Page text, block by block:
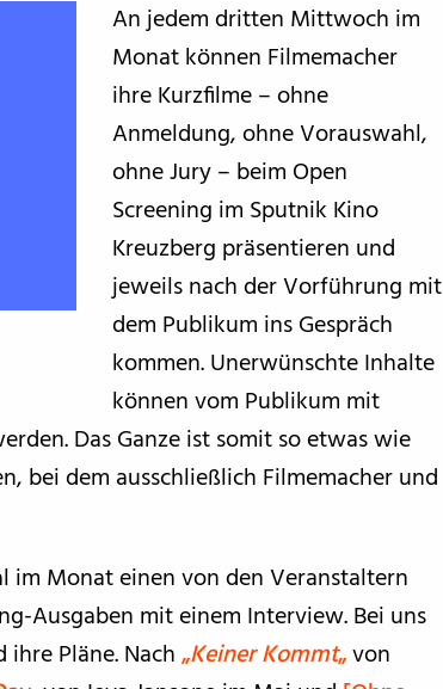
FILMKRITIKEN
FILM- UND SERIEN-TIPPS
BFF ON THE ROAD
An jedem dritten Mittwoch im
Monat können Filmemacher
ihre Kurzfilme – ohne
Anmeldung, ohne Vorauswahl,
ohne Jury – beim Open
Screening im Sputnik Kino
Kreuzberg präsentieren und
jeweils nach der Vorführung mit
dem Publikum ins Gespräch
kommen. Unerwünschte Inhalte
können vom Publikum mit
Das Ganze ist somit so etwas wie
bei dem ausschließlich Filmemacher und
im Monat einen von den Veranstaltern
Ausgaben mit einem Interview. Bei uns
Pläne. Nach„Keiner Kommt„von